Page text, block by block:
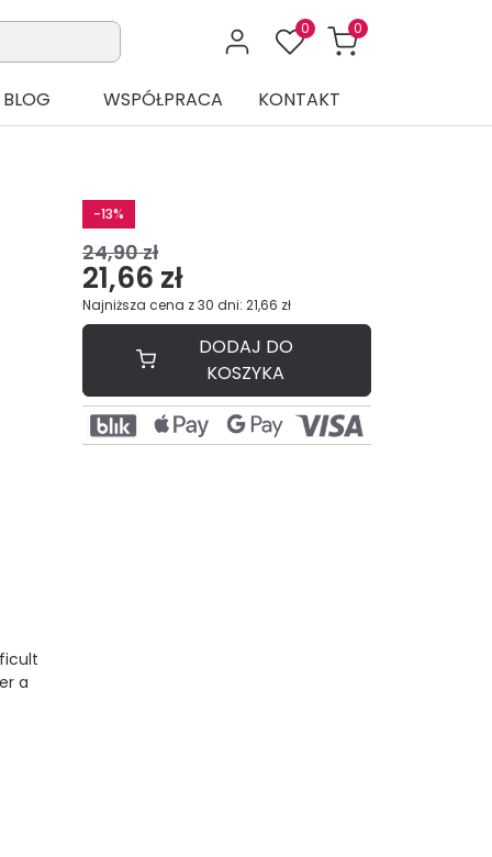
0 0
BLOG WSPÓŁPRACA KONTAKT
a
-13%
24,90 zł
21,66 zł
Najniższa cena z 30 dni: 21,66 zł
DODAJ DO
KOSZYKA